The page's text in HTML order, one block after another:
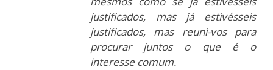
justificados, mas já estivésseis
justificados, mas reuni-vos para
procurar juntos o que é o
interesse comum.